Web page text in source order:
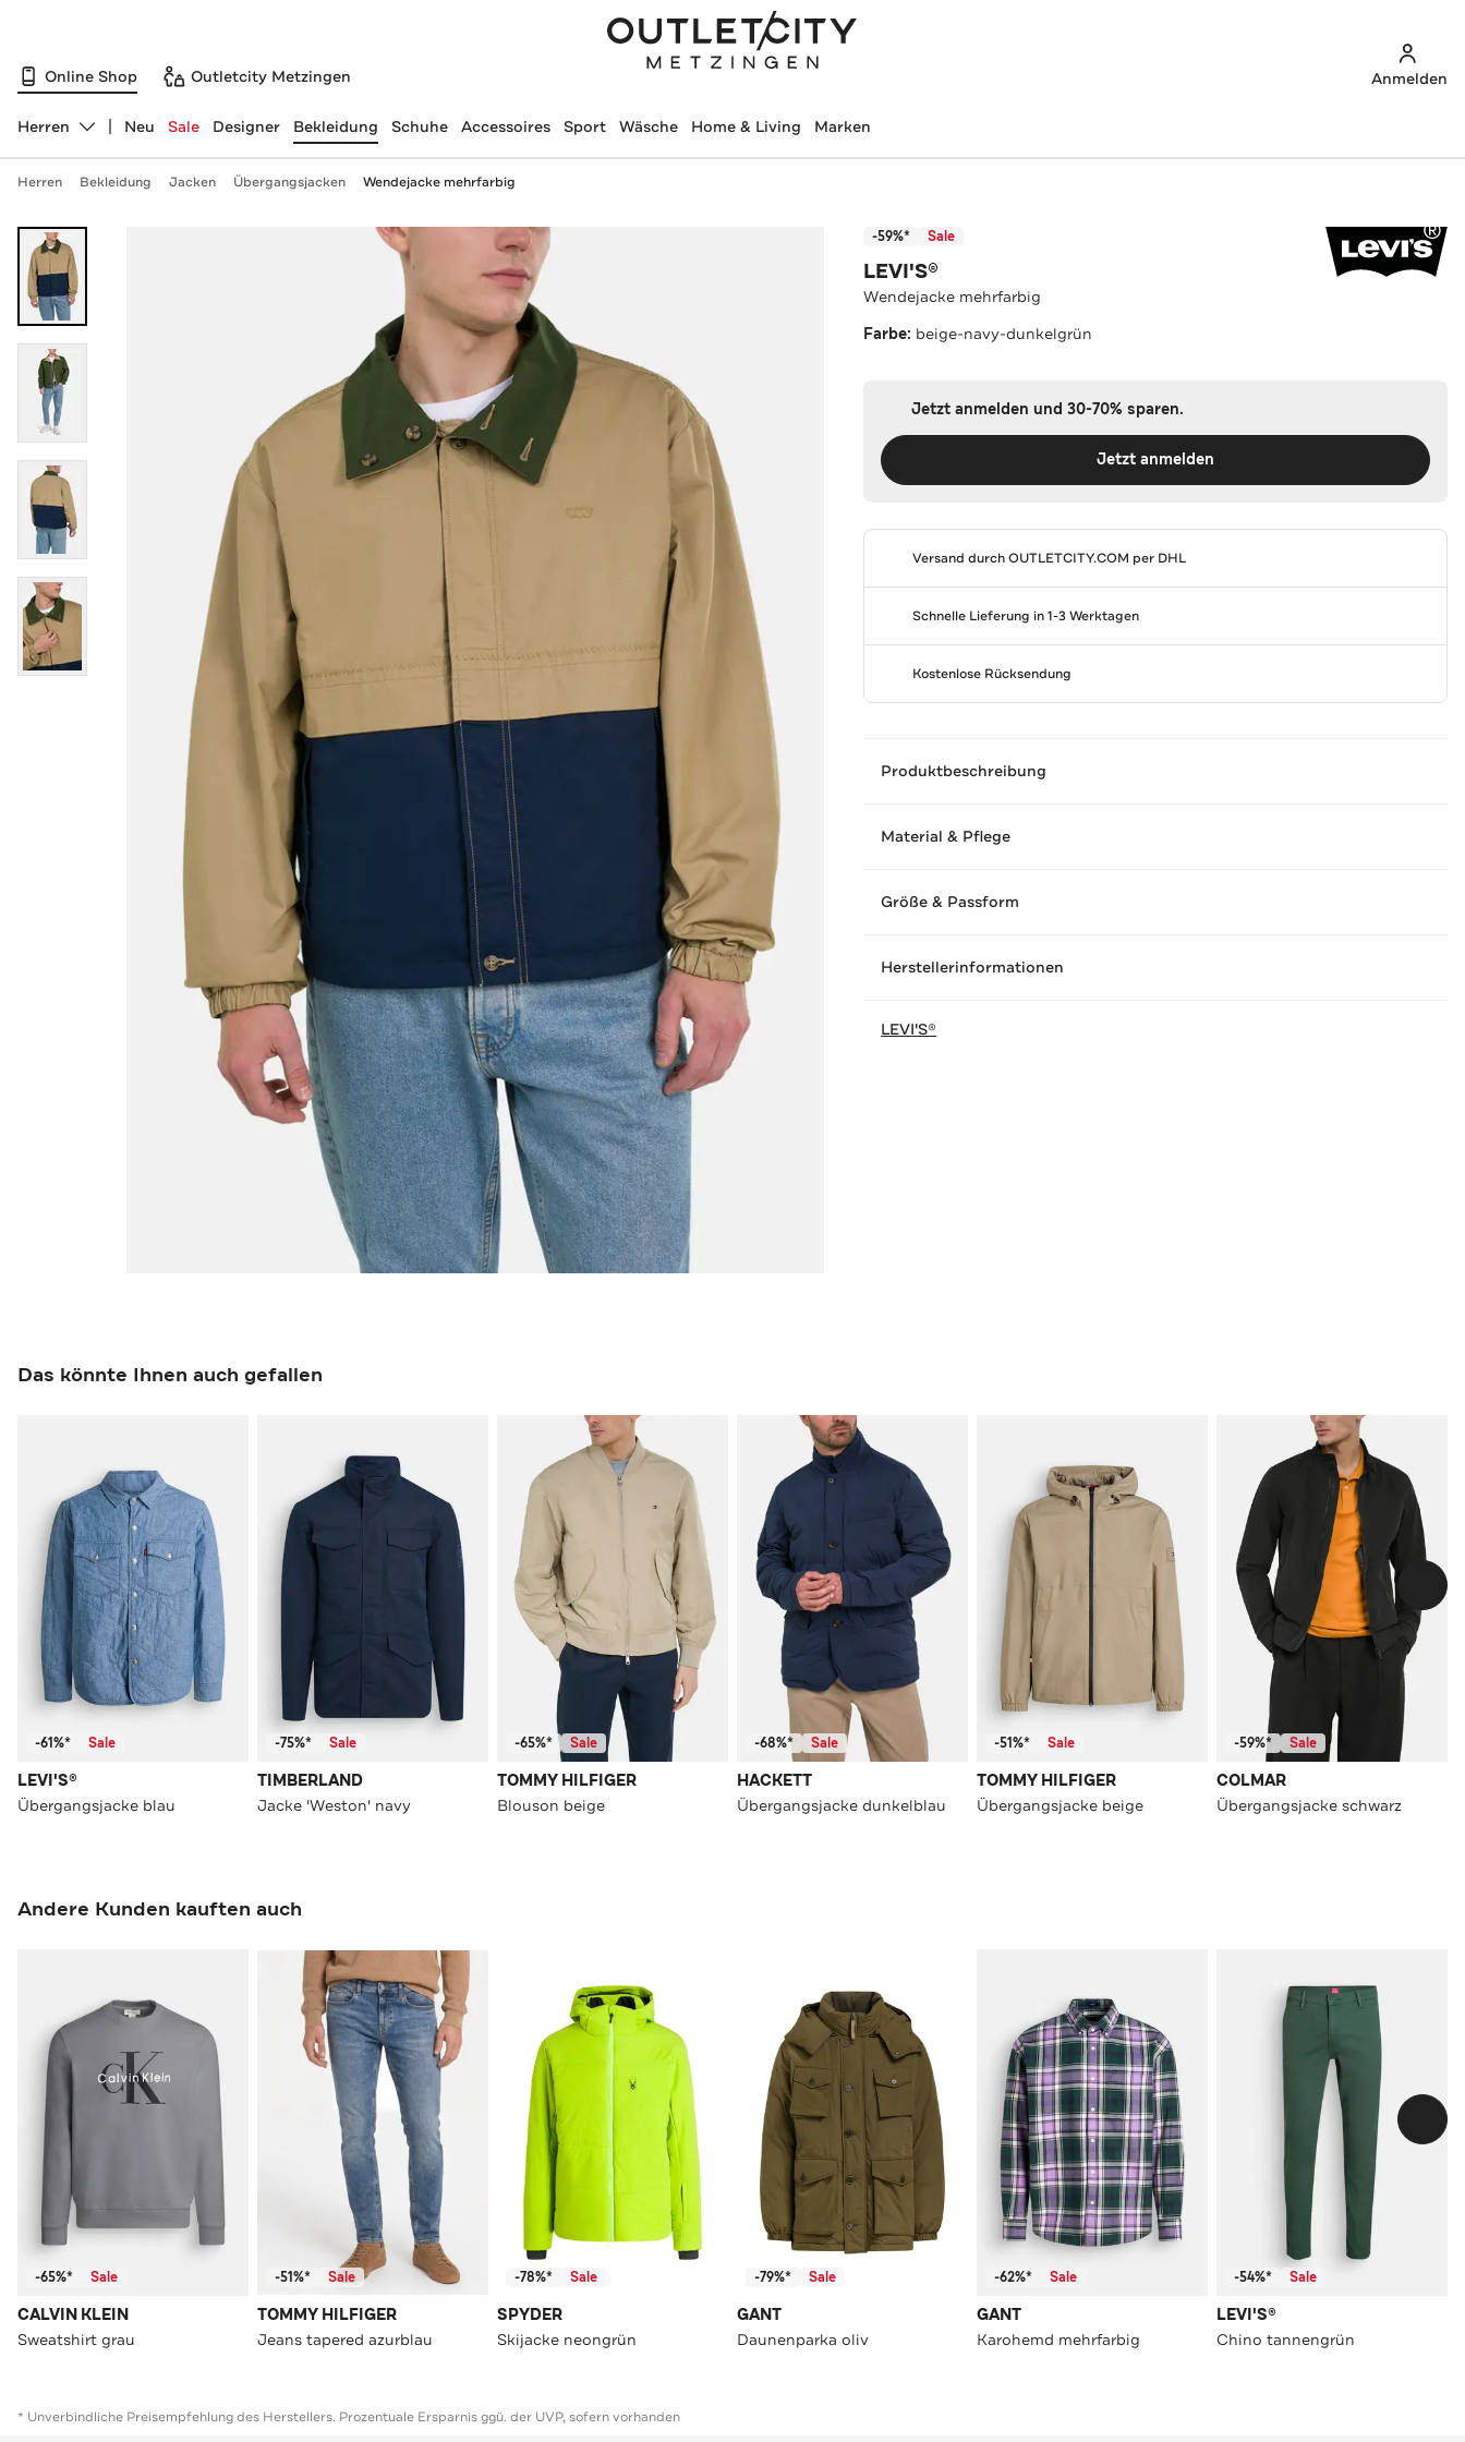
Online Shop Outletcity Metzingen Anmelden
Abteilung ändern, ausgewählt:
Herren Neu Sale Designer Bekleidung Schuhe Accessoires Sport Wäsche Home & Living Marken
Herren Bekleidung Jacken Übergangsjacken Wendejacke mehrfarbig
-59%* Sale
LEVI'S®
Wendejacke mehrfarbig
Farbe: beige-navy-dunkelgrün
Jetzt anmelden und 30-70% sparen.
Jetzt anmelden
Versand durchOUTLETCITY.COM per DHL
Schnelle Lieferung in 1-3 Werktagen
Kostenlose Rücksendung
Produktbeschreibung
Material & Pflege
Größe & Passform
Herstellerinformationen
LEVI'S®
Das könnte Ihnen auch gefallen
-61%* Sale
LEVI'S®
Übergangsjacke blau
-75%* Sale
TIMBERLAND
Jacke 'Weston' navy
-65%* Sale
TOMMY HILFIGER
Blouson beige
-68%* Sale
HACKETT
Übergangsjacke dunkelblau
-51%* Sale
TOMMY HILFIGER
Übergangsjacke beige
-59%* Sale
COLMAR
Übergangsjacke schwarz
Andere Kunden kauften auch
-65%* Sale
CALVIN KLEIN
Sweatshirt grau
-51%* Sale
TOMMY HILFIGER
Jeans tapered azurblau
-78%* Sale
SPYDER
Skijacke neongrün
-79%* Sale
GANT
Daunenparka oliv
-62%* Sale
GANT
Karohemd mehrfarbig
-54%* Sale
LEVI'S®
Chino tannengrün
* Unverbindliche Preisempfehlung des Herstellers. Prozentuale Ersparnis ggü. der UVP, sofern vorhanden